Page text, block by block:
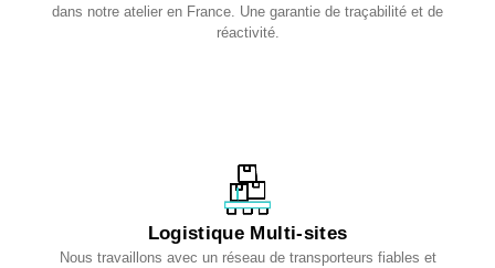
dans notre atelier en France. Une garantie de traçabilité et de
réactivité.
Logistique Multi-sites
Nous travaillons avec un réseau de transporteurs fiables et